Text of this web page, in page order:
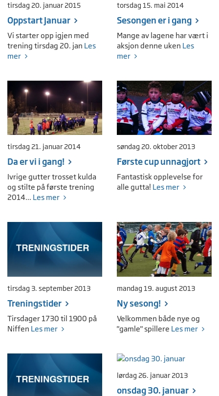
tirsdag 20. januar 2015
Oppstart Januar
Vi starter opp igjen med
trening tirsdag 20. jan Les
mer
torsdag 15. mai 2014
Sesongen er i gang
Mange av lagene har vært i
aksjon denne uken Les
mer
tirsdag 21. januar 2014
Da er vi i gang!
Ivrige gutter trosset kulda
og stilte på første trening
2014... Les mer
søndag 20. oktober 2013
Første cup unnagjort
Fantastisk opplevelse for
alle gutta! Les mer
tirsdag 3. september 2013
Treningstider
Tirsdager 1730 til 1900 på
Niffen Les mer
mandag 19. august 2013
Ny sesong!
Velkommen både nye og
"gamle" spillere Les mer
lørdag 26. januar 2013
onsdag 30. januar